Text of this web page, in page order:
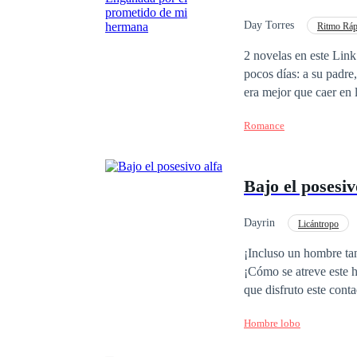
Day Torres Ritmo
2 novelas en este Link: 1. Maldita
pocos días: a su
era mejor que caer
trampa de una
Romance
Bajo el
Dayrin Licántropo
¡Incluso un hombre
¡Cómo se atreve
que disfruto este
Hombre lobo